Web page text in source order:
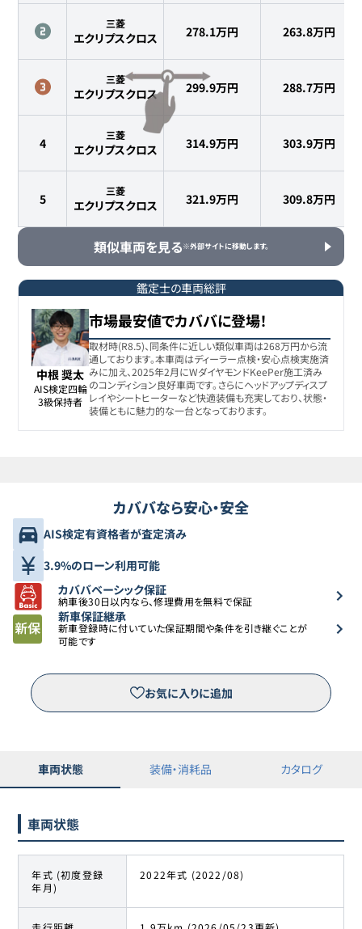
三菱
エクリプスクロス 278.1万円 263.8万円
三菱
エクリプスクロス 299.9万円 288.7万円
4
三菱
エクリプスクロス 314.9万円 303.9万円
5
三菱
エクリプスクロス 321.9万円 309.8万円
類似車両を見る※外部サイトに移動します。
鑑定士の車両総評
中根 奨太
AIS検定四輪
3級保持者
市場最安値でカババに登場！
取材時(R8.5)、同条件に近しい類似車両は268万円から流
通しております。本車両はディーラー点検・安心点検実施済
みに加え、2025年2月にWダイヤモンドKeePer施工済み
のコンディション良好車両です。さらにヘッドアップディスプ
レイやシートヒーターなど快適装備も充実しており、状態・
装備ともに魅力的な一台となっております。
カババなら安心・安全
AIS検定有資格者が査定済み
3.9%のローン利用可能
カババベーシック保証
納車後30日以内なら、修理費用を無料で保証
新車保証継承
新車登録時に付いていた保証期間や条件を引き継ぐことが
可能です
お気に入りに追加
車両状態 装備・消耗品 カタログ
車両状態
年式 (初度登録
年月)
2022年式 (2022/08)